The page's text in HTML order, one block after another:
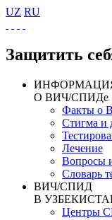
UZ RU
Защитить
О ВИЧ/СПИДе
Факты о
Стигма и
Лечение
Вопросы
Словарь
ВИЧ/СПИД
В
Центры